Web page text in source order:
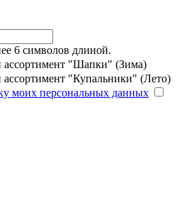
6 символов длиной.
ассортимент "Шапки" (Зима)
ассортимент "Купальники" (Лето)
моих персональных данных